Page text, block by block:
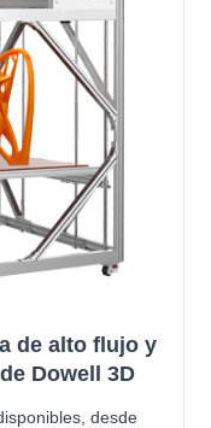
de alto flujo y
Dowell 3D
desde